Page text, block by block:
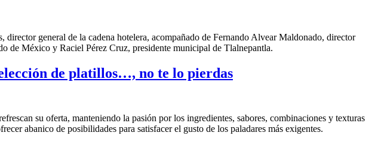
general de la cadena hotelera, acompañado de Fernando Alvear Maldonado, director
de México y Raciel Pérez Cruz, presidente municipal de Tlalnepantla.
de platillos…, no te lo pierdas
su oferta, manteniendo la pasión por los ingredientes, sabores, combinaciones y texturas
abanico de posibilidades para satisfacer el gusto de los paladares más exigentes.